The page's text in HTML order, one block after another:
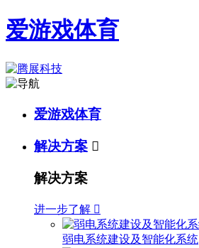
爱游戏体育
爱游戏体育
解决方案 
解决方案
进一步了解 
弱电系统建设及智能化系统